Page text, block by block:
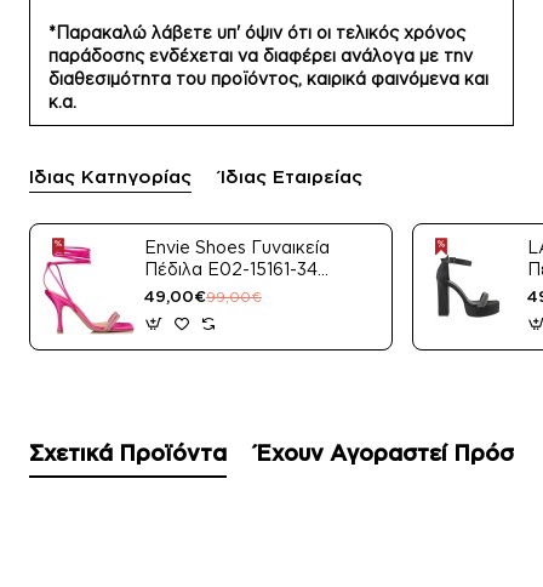
*Παρακαλώ λάβετε υπ' όψιν ότι οι τελικός χρόνος
παράδοσης ενδέχεται να διαφέρει ανάλογα με την
διαθεσιμότητα του προϊόντος, καιρικά φαινόμενα και
κ.α.
Ίδιας Κατηγορίας Ίδιας Εταιρείας
Envie Shoes Γυναικεία
Πέδιλα E02-15161-34
Μαύρο Satin
49,00€99,00€
Σχετικά Προϊόντα Έχουν Αγοραστεί